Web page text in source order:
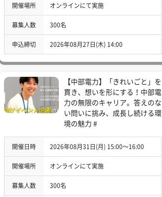
開催場所 オンラインにて実施
募集人数 300名
申込締切 2026年08月27日(木) 14:00
【中部電力】「きれいごと」を
貫き、想いを形にする！中部電
力の無限のキャリア。答えのな
い問いに挑み、成長し続ける環
境の魅力 #
開催日時 2026年08月31日(月) 15:00〜16:00
開催場所 オンラインにて実施
募集人数 300名